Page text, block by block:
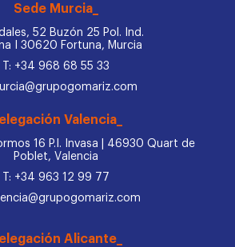
Sede Murcia_
52 Buzón 25 Pol. Ind.
I 30620 Fortuna, Murcia
T: +34 968 68 55 33
Valencia_
16 P.I. Invasa | 46930 Quart de
Poblet, Valencia
T: +34 963 12 99 77
Alicante_